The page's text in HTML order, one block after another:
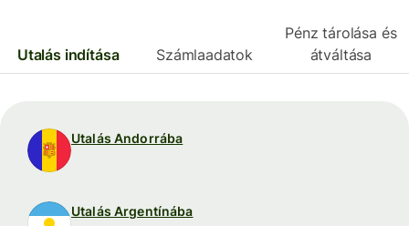
Utalás indítása Számlaadatok
Pénz tárolása és
átváltása
Utalás Andorrába
Utalás Argentínába